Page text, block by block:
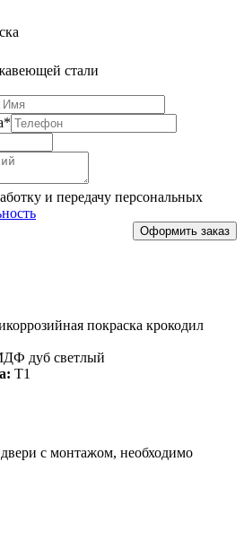
стали
*
и передачу персональных
покраска крокодил
дуб светлый
Т1
двери с монтажом, необходимо